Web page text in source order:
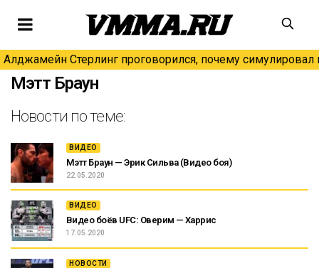
Алджамейн Стерлинг проговорился, почему симулировал
Мэтт Браун
Новости по теме:
ВИДЕО
Мэтт Браун — Эрик Сильва (Видео боя)
22.05.2020
ВИДЕО
Видео боёв UFC: Оверим — Харрис
17.05.2020
НОВОСТИ